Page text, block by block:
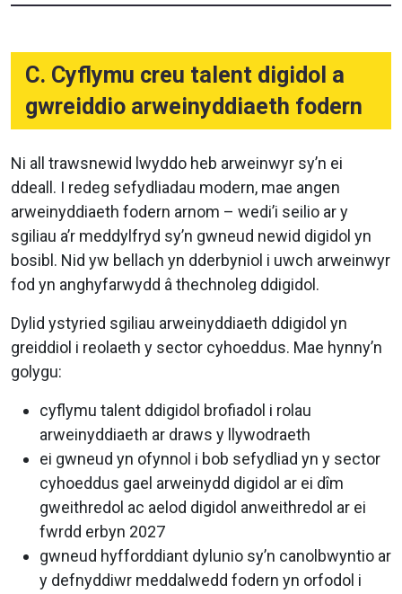
C. Cyflymu creu talent digidol a
gwreiddio arweinyddiaeth fodern
Ni all trawsnewid lwyddo heb arweinwyr sy’n ei
ddeall. I redeg sefydliadau modern, mae angen
arweinyddiaeth fodern arnom – wedi’i seilio ar y
sgiliau a’r meddylfryd sy’n gwneud newid digidol yn
bosibl. Nid yw bellach yn dderbyniol i uwch arweinwyr
fod yn anghyfarwydd â thechnoleg ddigidol.
Dylid ystyried sgiliau arweinyddiaeth ddigidol yn
greiddiol i reolaeth y sector cyhoeddus. Mae hynny’n
golygu:
cyflymu talent ddigidol brofiadol i rolau
arweinyddiaeth ar draws y llywodraeth
ei gwneud yn ofynnol i bob sefydliad yn y sector
cyhoeddus gael arweinydd digidol ar ei dîm
gweithredol ac aelod digidol anweithredol ar ei
fwrdd erbyn 2027
gwneud hyfforddiant dylunio sy’n canolbwyntio ar
y defnyddiwr meddalwedd fodern yn orfodol i